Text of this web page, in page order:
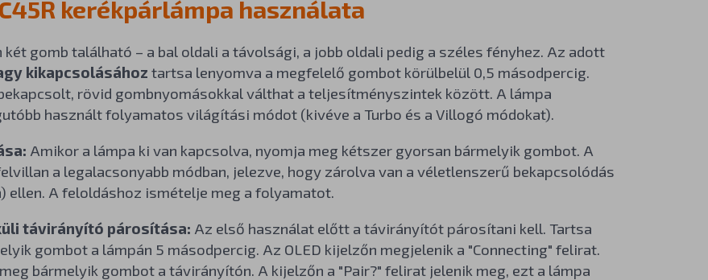
kerékpárlámpa használata
két gomb található – a bal oldali a távolsági, a jobb oldali pedig a széles fényhez. Az adott
kikapcsolásához tartsa lenyomva a megfelelő gombot körülbelül 0,5 másodpercig.
rövid gombnyomásokkal válthat a teljesítményszintek között. A lámpa
használt folyamatos világítási módot (kivéve a Turbo és a Villogó módokat).
Amikor a lámpa ki van kapcsolva, nyomja meg kétszer gyorsan bármelyik gombot. A
a legalacsonyabb módban, jelezve, hogy zárolva van a véletlenszerű bekapcsolódás
ellen. A feloldáshoz ismételje meg a folyamatot.
távirányító párosítása: Az első használat előtt a távirányítót párosítani kell. Tartsa
gombot a lámpán 5 másodpercig. Az OLED kijelzőn megjelenik a "Connecting" felirat.
bármelyik gombot a távirányítón. A kijelzőn a "Pair?" felirat jelenik meg, ezt a lámpa